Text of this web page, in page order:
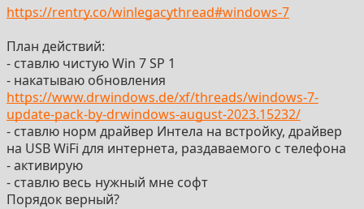
https://rentry.co/winlegacythread#windows-7
План действий:
- ставлю чистую Win 7 SP 1
- накатываю обновления
https://www.drwindows.de/xf/threads/windows-7-
update-pack-by-drwindows-august-2023.15232/
- ставлю норм драйвер Интела на встройку, драйвер
на USB WiFi для интернета, раздаваемого с телефона
- активирую
- ставлю весь нужный мне софт
Порядок верный?